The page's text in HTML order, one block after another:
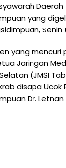
Daerah
yang
Senin
yang mencuri
Jaringan
(JMSI
disapa Ucok
Dr. Letnan